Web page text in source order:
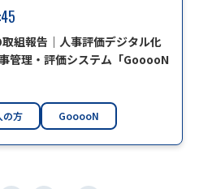
組報告｜人事評価デジタル化
管理・評価システム「GooooN
の方 GooooN